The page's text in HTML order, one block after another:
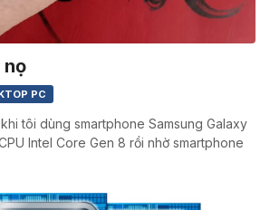
nọ
PC
tôi dùng smartphone Samsung Galaxy
Intel Core Gen 8 rồi nhờ smartphone